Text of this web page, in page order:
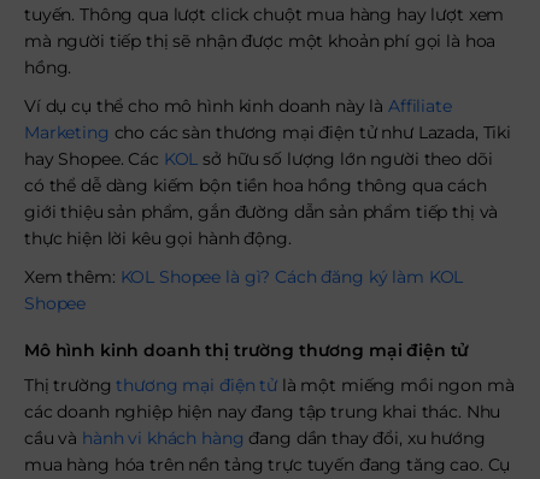
tuyến. Thông qua lượt click chuột mua hàng hay lượt xem
mà người tiếp thị sẽ nhận được một khoản phí gọi là hoa
hồng.
Ví dụ cụ thể cho mô hình kinh doanh này là Affiliate
Marketing cho các sàn thương mại điện tử như Lazada, Tiki
hay Shopee. Các KOL sở hữu số lượng lớn người theo dõi
có thể dễ dàng kiếm bộn tiền hoa hồng thông qua cách
giới thiệu sản phẩm, gắn đường dẫn sản phẩm tiếp thị và
thực hiện lời kêu gọi hành động.
Xem thêm: KOL Shopee là gì? Cách đăng ký làm KOL
Shopee
Mô hình kinh doanh thị trường thương mại điện tử
Thị trườngthương mại điện tửlà một miếng mồi ngon mà
các doanh nghiệp hiện nay đang tập trung khai thác. Nhu
cầu và hành vi khách hàng đang dần thay đổi, xu hướng
mua hàng hóa trên nền tảng trực tuyến đang tăng cao. Cụ